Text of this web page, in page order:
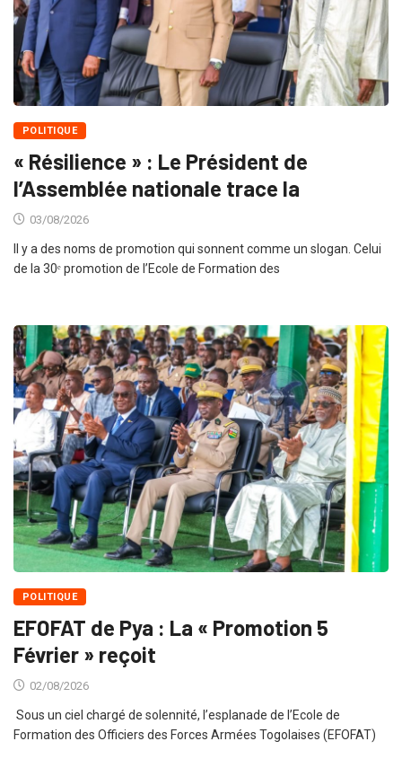
POLITIQUE
« Résilience » : Le Président de
l’Assemblée nationale trace la
03/08/2026
Il y a des noms de promotion qui sonnent comme un slogan. Celui
de la 30ᵉ promotion de l’Ecole de Formation des
POLITIQUE
EFOFAT de Pya : La « Promotion 5
Février » reçoit
02/08/2026
Sous un ciel chargé de solennité, l’esplanade de l’Ecole de
Formation des Officiers des Forces Armées Togolaises (EFOFAT)